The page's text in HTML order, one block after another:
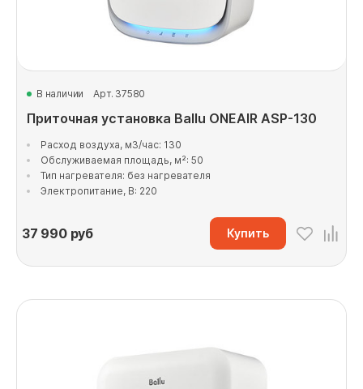
В наличии Арт. 37580
Приточная установка Ballu ONEAIR ASP-130
Расход воздуха, м3/час: 130
Обслуживаемая площадь, м²: 50
Тип нагревателя: без нагревателя
Электропитание, В: 220
37 990руб Купить